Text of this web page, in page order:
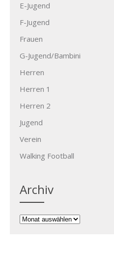
E-Jugend
F-Jugend
Frauen
G-Jugend/Bambini
Herren
Herren 1
Herren 2
Jugend
Verein
Walking Football
Archiv
Archiv